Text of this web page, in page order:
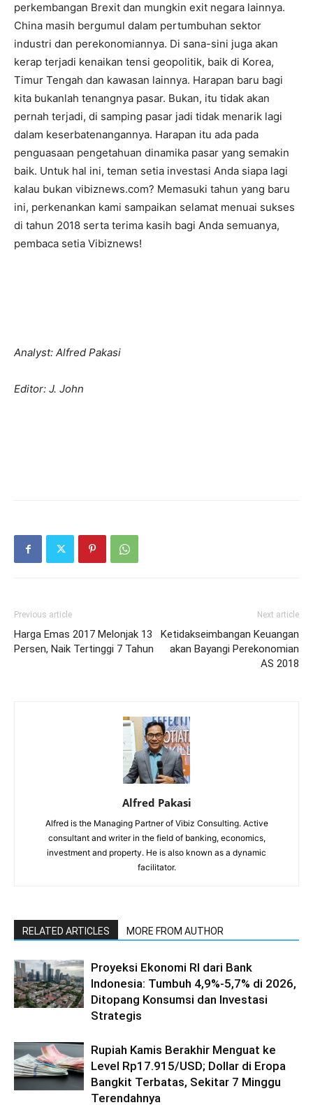
perkembangan Brexit dan mungkin exit negara lainnya.
China masih bergumul dalam pertumbuhan sektor
industri dan perekonomiannya. Di sana-sini juga akan
kerap terjadi kenaikan tensi geopolitik, baik di Korea,
Timur Tengah dan kawasan lainnya. Harapan baru bagi
kita bukanlah tenangnya pasar. Bukan, itu tidak akan
pernah terjadi, di samping pasar jadi tidak menarik lagi
dalam keserbatenangannya. Harapan itu ada pada
penguasaan pengetahuan dinamika pasar yang semakin
baik. Untuk hal ini, teman setia investasi Anda siapa lagi
kalau bukan vibiznews.com? Memasuki tahun yang baru
ini, perkenankan kami sampaikan selamat menuai sukses
di tahun 2018 serta terima kasih bagi Anda semuanya,
pembaca setia Vibiznews!
Analyst: Alfred Pakasi
Editor: J. John
Previous article
Harga Emas 2017 Melonjak 13
Persen, Naik Tertinggi 7 Tahun
Next article
Ketidakseimbangan Keuangan
akan Bayangi Perekonomian
AS 2018
Alfred Pakasi
Alfred is the Managing Partner of Vibiz Consulting. Active
consultant and writer in the field of banking, economics,
investment and property. He is also known as a dynamic
facilitator.
RELATED ARTICLES MORE FROM AUTHOR
Proyeksi Ekonomi RI dari Bank
Indonesia: Tumbuh 4,9%-5,7% di 2026,
Ditopang Konsumsi dan Investasi
Strategis
Rupiah Kamis Berakhir Menguat ke
Level Rp17.915/USD; Dollar di Eropa
Bangkit Terbatas, Sekitar 7 Minggu
Terendahnya